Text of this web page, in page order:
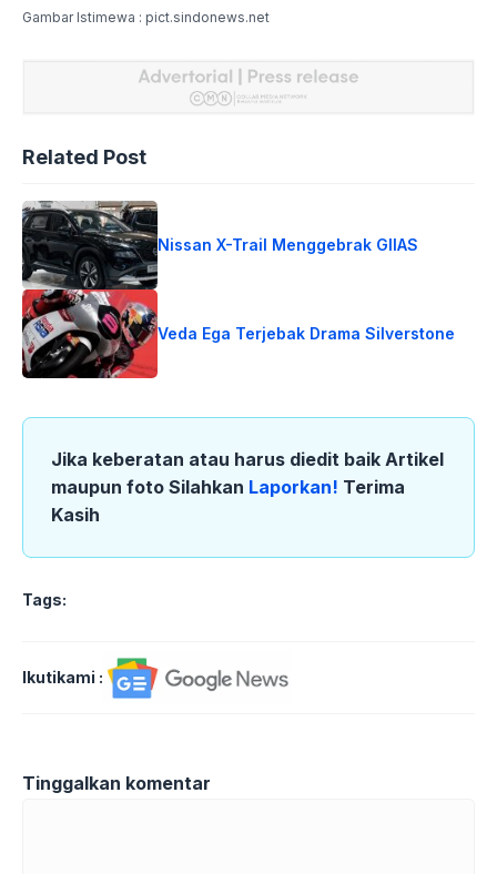
Gambar Istimewa : pict.sindonews.net
Related Post
Nissan X-Trail Menggebrak GIIAS
Veda Ega Terjebak Drama Silverstone
Jika keberatan atau harus diedit baik Artikel
maupun foto Silahkan Laporkan! Terima
Kasih
Tags:
Ikutikami :
Tinggalkan komentar